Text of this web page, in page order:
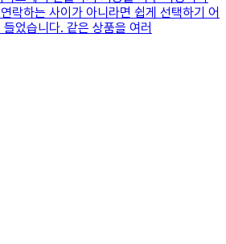
락하는 사이가 아니라면 쉽게 선택하기 어
었습니다. 같은 상품을 여러